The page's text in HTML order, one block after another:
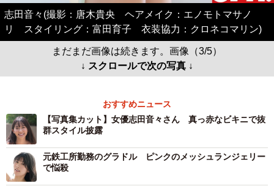
志田音々(撮影：唐木貴央 ヘアメイク：エノモトマサノ
リ スタイリング：富田育子 衣装協力：クロネコマリン)
まだまだ画像は続きます。画像（3/5）
↓ スクロールで次の写真 ↓
おすすめニュース
【写真集カット】女優志田音々さん 真っ赤なビキニで抜
群スタイル披露
元鉄工所勤務のグラドル ピンクのメッシュランジェリー
で悩殺